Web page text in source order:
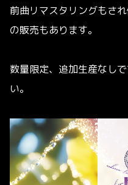
前曲リマスタリングもさ
の販売もあります。
数量限定、追加生産なし
い。